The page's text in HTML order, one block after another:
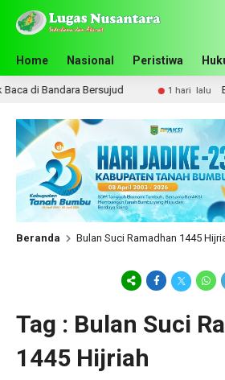
Home Nasional Peristiwa
di Bandara Bersujud 1 hari lalu
Beranda Bulan Suci Ramadhan 1445
Tag : Bulan Suci
1445 Hijriah